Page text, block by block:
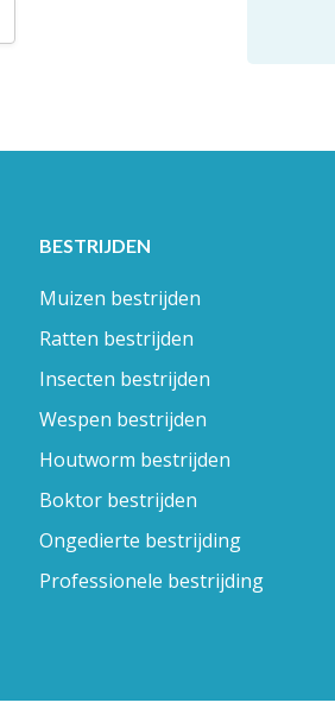
BESTRIJDEN
Muizen bestrijden
Ratten bestrijden
Insecten bestrijden
Wespen bestrijden
Houtworm bestrijden
Boktor bestrijden
Ongedierte bestrijding
Professionele bestrijding